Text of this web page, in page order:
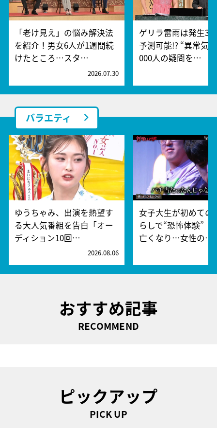
「老け見え」の悩み解決法
を紹介！男女6人が1週間続
けたところ…スタ…
2026.07.30
ゲリラ雷雨は発生30
予測可能!? “異常気
000人の疑問を…
バラエティ
ゆうちゃみ、出演を熱望す
る大人気番組を告白「オー
ディション10回…
2026.08.06
女子大生が初めての
らしで“恐怖体験”
亡くなり…女性の…
おすすめ記事
RECOMMEND
ピックアップ
PICK UP